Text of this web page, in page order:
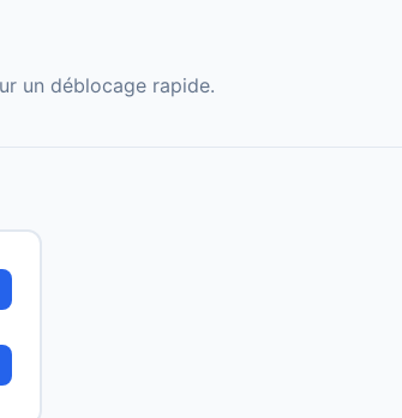
un déblocage rapide.